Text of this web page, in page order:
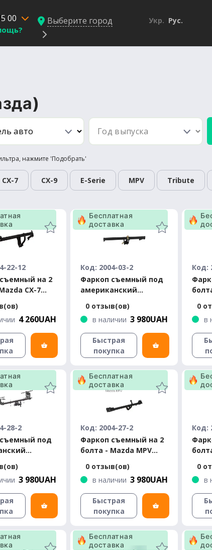
00 Выберите город Укр. Рус.
нажмите 'Подобрать'
CX-7 CX-9 E-Serie MPV Tribute
22-12
на 2
CX-7
4 260UAH
Код: 2004-03-2
Фаркоп съемный под
американский
Минивэн (2005-2007)
0 отзыв(ов)
в наличии 3 980UAH
Бесплатная
доставка
Быстрая
покупка
Код:
0
в
28-2
под
(1999-2006)
3 980UAH
Код: 2004-27-2
Фаркоп съемный на 2
болта - Mazda MPV
0 отзыв(ов)
в наличии 3 980UAH
Бесплатная
доставка
Быстрая
покупка
Код:
0
в
Бесплатная
доставка